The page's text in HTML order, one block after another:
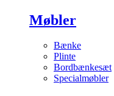
Møbler
Bænke
Plinte
Bordbænkesæt
Specialmøbler